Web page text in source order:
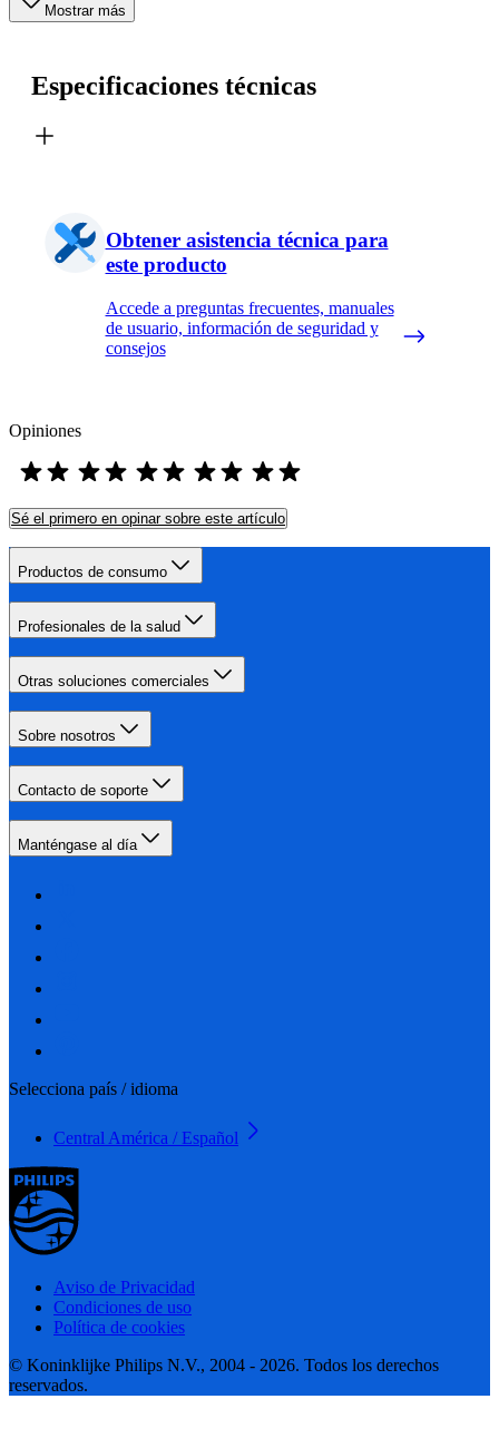
Mostrar más
Especificaciones técnicas
Obtener asistencia técnica para
este producto
Accede a preguntas frecuentes, manuales
de usuario, información de seguridad y
consejos
Opiniones
Sé el primero en opinar sobre este artículo
Productos de consumo
Profesionales de la salud
Otras soluciones comerciales
Sobre nosotros
Contacto de soporte
Manténgase al día
Selecciona país / idioma
Central América / Español
Aviso de Privacidad
Condiciones de uso
Política de cookies
© Koninklijke Philips N.V., 2004 - 2026. Todos los derechos
reservados.